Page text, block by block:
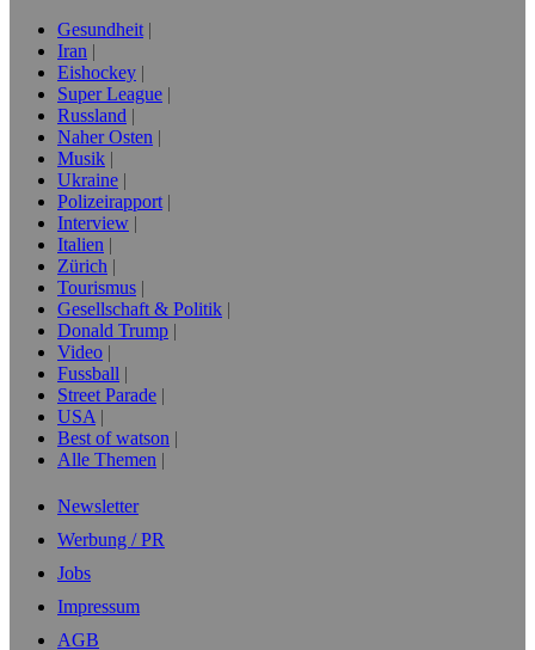
Gesundheit
Iran
Eishockey
Super League
Russland
Naher Osten
Musik
Ukraine
Polizeirapport
Interview
Italien
Zürich
Tourismus
Gesellschaft & Politik
Donald Trump
Video
Fussball
Street Parade
USA
Best of watson
Alle Themen
Newsletter
Werbung / PR
Jobs
Impressum
AGB